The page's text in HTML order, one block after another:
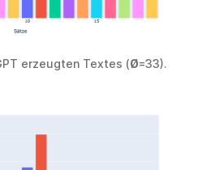
erzeugten Textes (Ø=33).